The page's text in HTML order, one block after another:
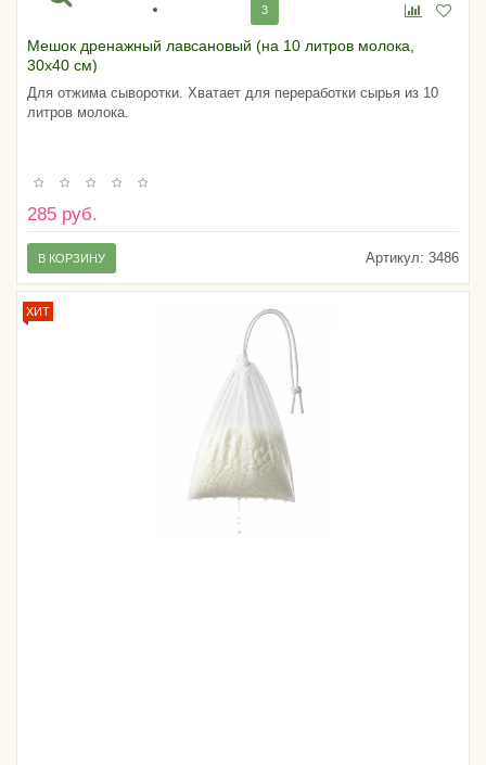
3
Мешок дренажный лавсановый (на 10 литров молока,
30х40 см)
Для отжима сыворотки. Хватает для переработки сырья из 10
литров молока.
285 руб.
Артикул: 3486
В КОРЗИНУ
ХИТ